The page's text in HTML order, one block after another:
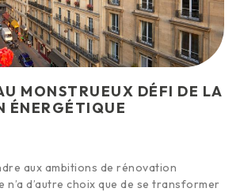
MONSTRUEUX DÉFI DE LA
ÉNERGÉTIQUE
aux ambitions de rénovation
n’a d’autre choix que de se transformer